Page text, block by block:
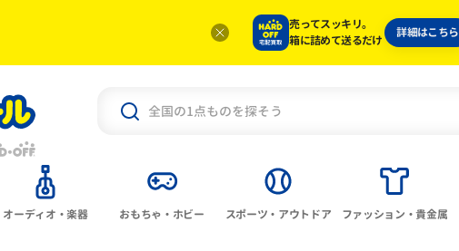
売ってスッキリ。
箱に詰めて送るだけ
詳細はこちら
オーディオ・楽器 おもちゃ・ホビー スポーツ・アウトドア ファッション・貴金属